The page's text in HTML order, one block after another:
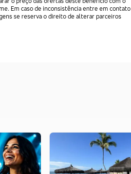
Em caso de inconsistência entre em contato
se reserva o direito de alterar parceiros